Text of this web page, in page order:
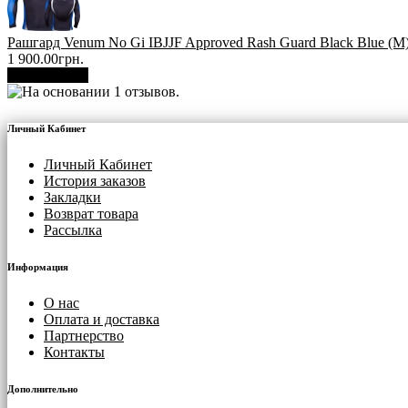
Рашгард Venum No Gi IBJJF Approved Rash Guard Black Blue
1 900.00грн.
Личный Кабинет
Личный Кабинет
История заказов
Закладки
Возврат товара
Рассылка
Информация
О нас
Оплата и доставка
Партнерство
Контакты
Дополнительно